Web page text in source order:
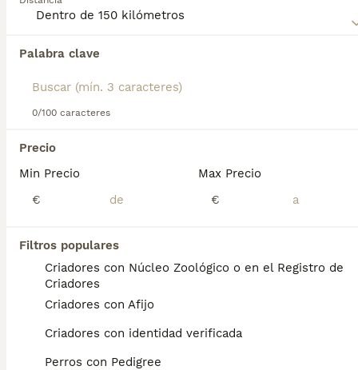
Palabra clave
0/100 caracteres
Precio
Min Precio
€
Max Precio
€
Filtros populares
Criadores con Núcleo Zoológico o en el Registro de
Criadores
Criadores con Afijo
Criadores con identidad verificada
Perros con Pedigree
perro.Encontramos 0 Affenpinscher Cachorros en
Si deseas exactamente esta búsqueda guarda tu
búsqueda y espera el resultado perfecto:
Preguntas frecuentes
¿Cuánto cuesta un cachorro
de Affenpinscher?
El coste medio de un cachorro de
Affenpinscher en España es de
aproximadamente 428€, aunque los precios
pueden variar según factores como el